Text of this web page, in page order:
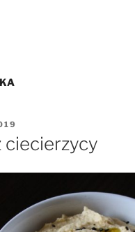
ciecierzycy